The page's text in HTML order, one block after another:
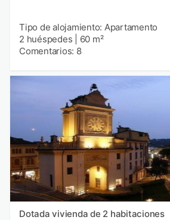
Tipo de alojamiento: Apartamento
2 huéspedes
60 m²
Comentarios: 8
Dotada vivienda de 2 habitaciones